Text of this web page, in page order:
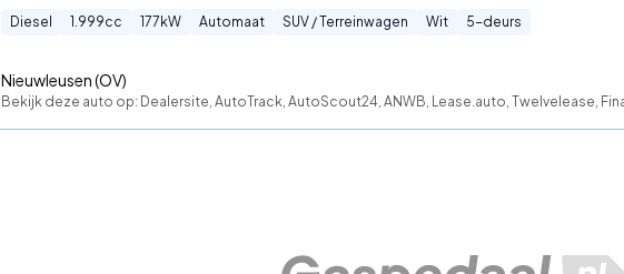
Diesel 1.999cc 177 kW Automaat SUV / Terreinwagen Wit 5-deurs
Nieuwleusen (OV)
Bekijk deze auto op: Dealersite, AutoTrack, AutoScout24, ANWB, Lease.auto, Twelvelease,